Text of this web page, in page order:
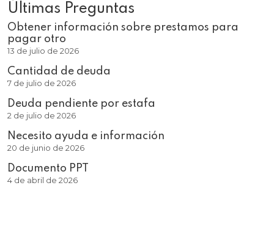
Últimas Preguntas
Obtener información sobre prestamos para
pagar otro
13 de julio de 2026
Cantidad de deuda
7 de julio de 2026
Deuda pendiente por estafa
2 de julio de 2026
Necesito ayuda e información
20 de junio de 2026
Documento PPT
4 de abril de 2026